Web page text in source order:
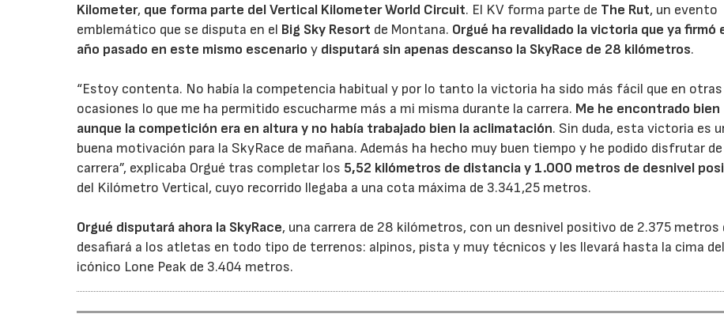
Kilometer, que forma parte del Vertical Kilometer World Circuit. El KV forma parte de The Rut, un evento
emblemático que se disputa en el Big Sky Resort de Montana. Orgué ha revalidado la victoria que ya firmó
año pasado en este mismo escenario y disputará sin apenas descanso la SkyRace de 28 kilómetros.
“Estoy contenta. No había la competencia habitual y por lo tanto la victoria ha sido más fácil que en otras
ocasiones lo que me ha permitido escucharme más a mi misma durante la carrera. Me he encontrado bien
aunque la competición era en altura y no había trabajado bien la aclimatación. Sin duda, esta victoria es
buena motivación para la SkyRace de mañana. Además ha hecho muy buen tiempo y he podido disfrutar de
carrera”, explicaba Orgué tras completar los 5,52 kilómetros de distancia y 1.000 metros de desnivel
del Kilómetro Vertical, cuyo recorrido llegaba a una cota máxima de 3.341,25 metros.
Orgué disputará ahora la SkyRace, una carrera de 28 kilómetros, con un desnivel positivo de 2.375 metros
desafiará a los atletas en todo tipo de terrenos: alpinos, pista y muy técnicos y les llevará hasta la cima del
icónico Lone Peak de 3.404 metros.